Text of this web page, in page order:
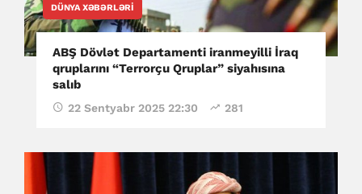
DÜNYA XƏBƏRLƏRI
ABŞ Dövlət Departamenti iranmeyilli İraq
qruplarını “Terrorçu Qruplar” siyahısına
salıb
22 Sentyabr 2025 22:30 281